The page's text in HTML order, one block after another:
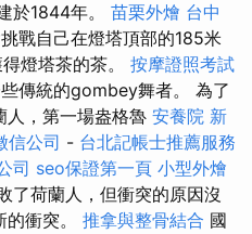
於1844年。 苗栗外燴 台中
戰自己在燈塔頂部的185米
燈塔茶的茶。 按摩證照考試
傳統的gombey舞者。 為了
人，第一場盎格魯 安養院 新
信公司 - 台北記帳士推薦服務
司 seo保證第一頁 小型外燴
了荷蘭人，但衝突的原因沒
衝突。 推拿與整骨結合 國